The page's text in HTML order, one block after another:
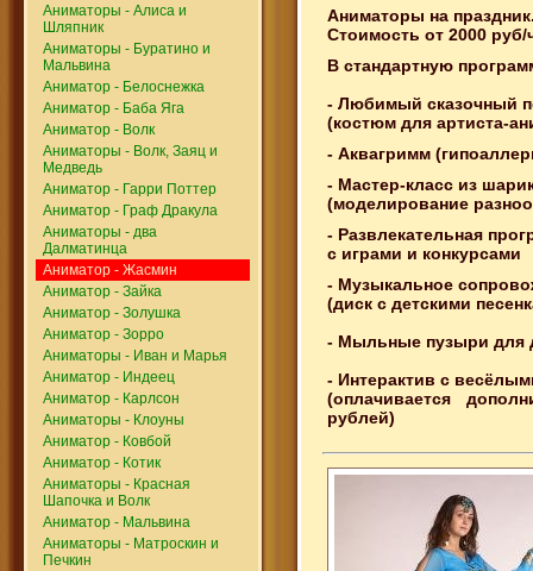
Аниматоры - Алиса и
Шляпник
Аниматоры - Буратино и
Мальвина
Аниматор - Белоснежка
Аниматор - Баба Яга
Аниматор - Волк
Аниматоры - Волк, Заяц и
Медведь
Аниматор - Гарри Поттер
Аниматор - Граф Дракула
Аниматоры - два
Далматинца
Аниматор - Жасмин
Аниматор - Зайка
Аниматор - Золушка
Аниматор - Зорро
Аниматоры - Иван и Марья
Аниматор - Индеец
Аниматор - Карлсон
Аниматоры - Клоуны
Аниматор - Ковбой
Аниматор - Котик
Аниматоры - Красная
Шапочка и Волк
Аниматор - Мальвина
Аниматоры - Матроскин и
Печкин
Аниматоры на
Стоимость от 2000 руб/
В стандартную
- Любимый сказочный
(костюм для артиста-
- Аквагримм
- Мастер-класс из
(моделирование
- Развлекательная
с играми и конкурсами
- Музыкальное
(диск с детскими
- Мыльные пузыри для
- Интерактив с
(оплачивается
рублей)